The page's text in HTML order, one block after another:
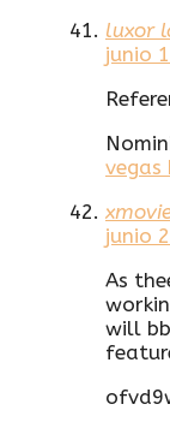
luxor
junio
vegas
junio
As
will